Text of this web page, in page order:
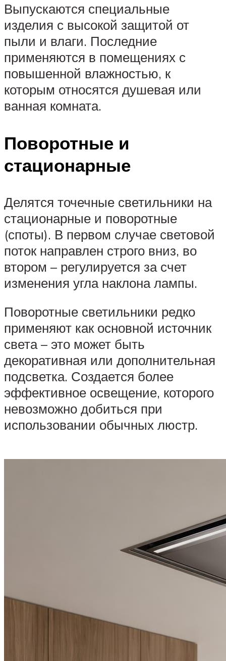
Выпускаются специальные
изделия с высокой защитой от
пыли и влаги. Последние
применяются в помещениях с
повышенной влажностью, к
которым относятся душевая или
ванная комната.
Поворотные и
стационарные
Делятся точечные светильники на
стационарные и поворотные
(споты). В первом случае световой
поток направлен строго вниз, во
втором – регулируется за счет
изменения угла наклона лампы.
Поворотные светильники редко
применяют как основной источник
света – это может быть
декоративная или дополнительная
подсветка. Создается более
эффективное освещение, которого
невозможно добиться при
использовании обычных люстр.